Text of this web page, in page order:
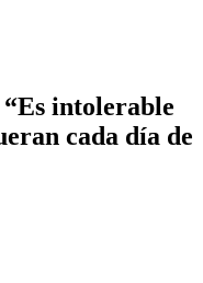
intolerable
cada día de